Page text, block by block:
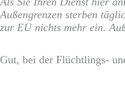
Außengrenzen sterben
zur EU nichts mehr ein.
Gut, bei der Flüchtlings-